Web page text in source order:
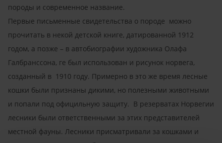
породы и современное название.
Первые письменные свидетельства о породе можно
прочитать в некой детской книге, датированной 1912
годом, а позже – в автобиографии художника Олафа
Галбранссона, ге был использован и рисунок норвега,
созданный в 1910 году. Примерно в это же время лесные
кошки были признаны дикими, но полезными животными
и попали под официльную защиту. В резерватах Норвегии
лесники были ответственными за этих представителей
местной фауны. Лесники присматривали за кошками и